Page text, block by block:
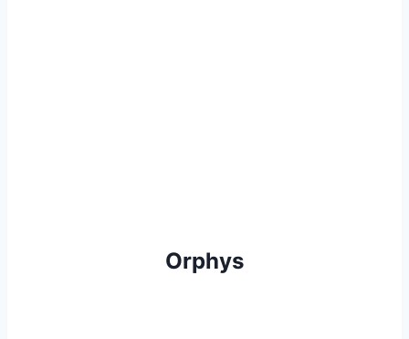
Orphys